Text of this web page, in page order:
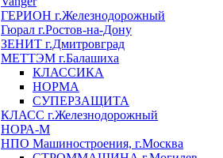
ГЕРИОН г.Железнодорожный
Гюрал г.Ростов-на-Дону
ЗЕНИТ г.Дмитровград
МЕТТЭМ г.Балашиха
КЛАССИКА
НОРМА
СУПЕРЗАЩИТА
КЛАСС г.Железнодорожный
НОРА-М
НПО Машиностроения, г.Москва